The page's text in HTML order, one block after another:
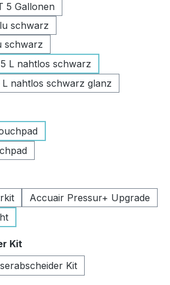
5 Gallonen
schwarz
schwarz
L nahtlos schwarz
L nahtlos schwarz glanz
Accuair Pressur+ Upgrade
Kit
Kit